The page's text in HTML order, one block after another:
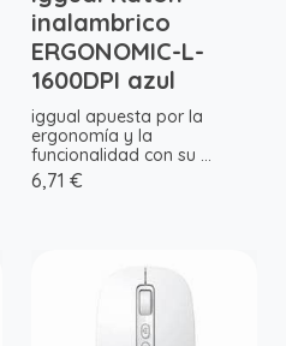
inalambrico
ERGONOMIC-L-
1600DPI azul
iggual apuesta por la
ergonomía y la
funcionalidad con su ...
6,71 €